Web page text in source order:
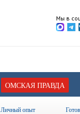
Мы в
ОМСКАЯ ПРАВДА
Личный опыт